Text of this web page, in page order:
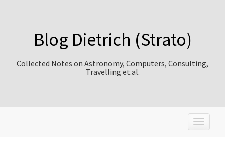
Blog Dietrich (Strato)
Collected Notes on Astronomy, Computers, Consulting,
Travelling et.al.
T
o